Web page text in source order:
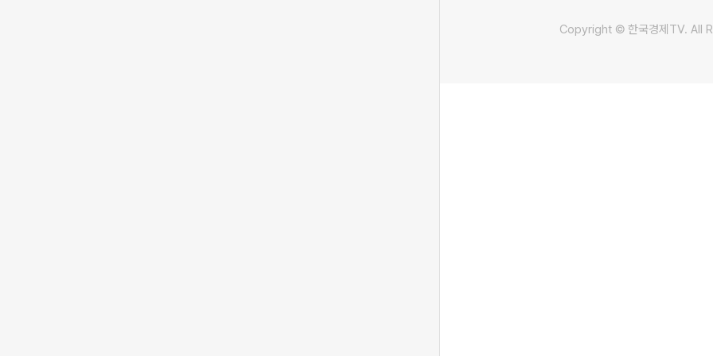
Copyright © 한국경제TV. All